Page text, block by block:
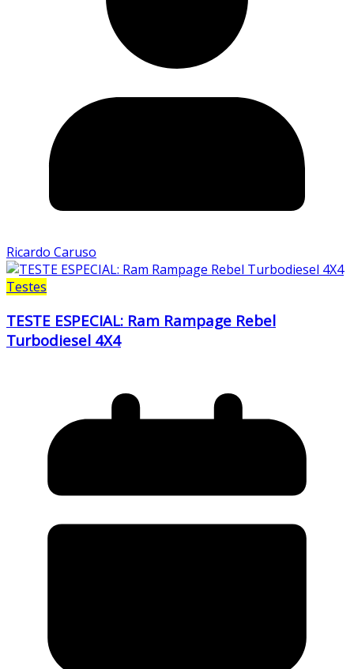
Ricardo Caruso
Testes
TESTE ESPECIAL: Ram Rampage Rebel
Turbodiesel 4X4